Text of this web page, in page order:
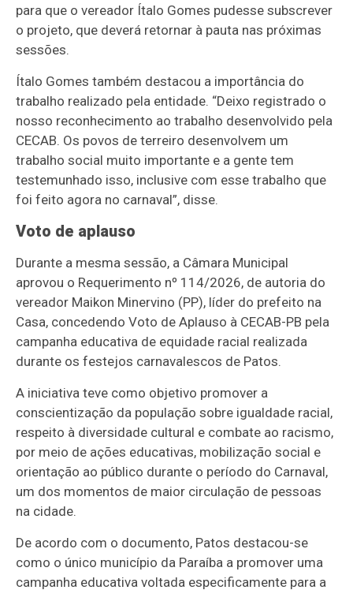
para que o vereador Ítalo Gomes pudesse subscrever
o projeto, que deverá retornar à pauta nas próximas
sessões.
Ítalo Gomes também destacou a importância do
trabalho realizado pela entidade. “Deixo registrado o
nosso reconhecimento ao trabalho desenvolvido pela
CECAB. Os povos de terreiro desenvolvem um
trabalho social muito importante e a gente tem
testemunhado isso, inclusive com esse trabalho que
foi feito agora no carnaval”, disse.
Voto de aplauso
Durante a mesma sessão, a Câmara Municipal
aprovou o Requerimento nº 114/2026, de autoria do
vereador Maikon Minervino (PP), líder do prefeito na
Casa, concedendo Voto de Aplauso à CECAB-PB pela
campanha educativa de equidade racial realizada
durante os festejos carnavalescos de Patos.
A iniciativa teve como objetivo promover a
conscientização da população sobre igualdade racial,
respeito à diversidade cultural e combate ao racismo,
por meio de ações educativas, mobilização social e
orientação ao público durante o período do Carnaval,
um dos momentos de maior circulação de pessoas
na cidade.
De acordo com o documento, Patos destacou-se
como o único município da Paraíba a promover uma
campanha educativa voltada especificamente para a